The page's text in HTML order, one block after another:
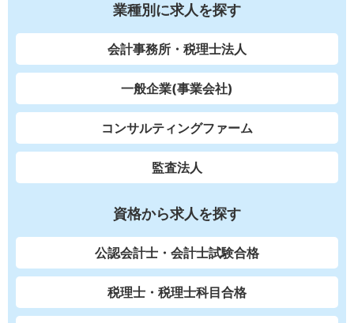
業種別に求人を探す
会計事務所・税理士法人
一般企業(事業会社)
コンサルティングファーム
監査法人
資格から求人を探す
公認会計士・会計士試験合格
税理士・税理士科目合格